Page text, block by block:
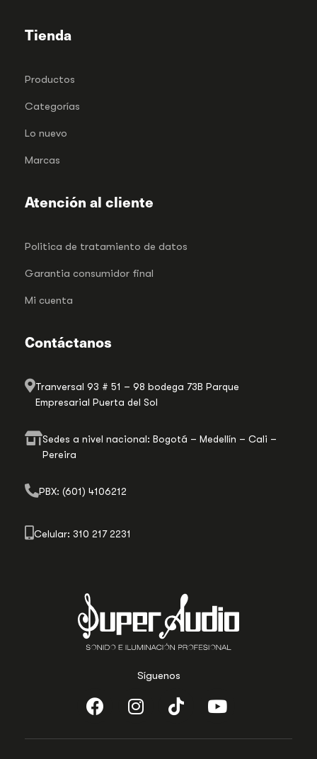
Síguenos
Tienda
Productos
Categorías
Lo nuevo
Marcas
Atención al cliente
Politica de tratamiento de datos
Garantia consumidor final
Mi cuenta
Contáctanos
Tranversal 93 # 51 – 98 bodega 73B Parque
Empresarial Puerta del Sol
Sedes a nivel nacional: Bogotá – Medellín – Cali –
Pereira
PBX: (601) 4106212
Celular: 310 217 2231